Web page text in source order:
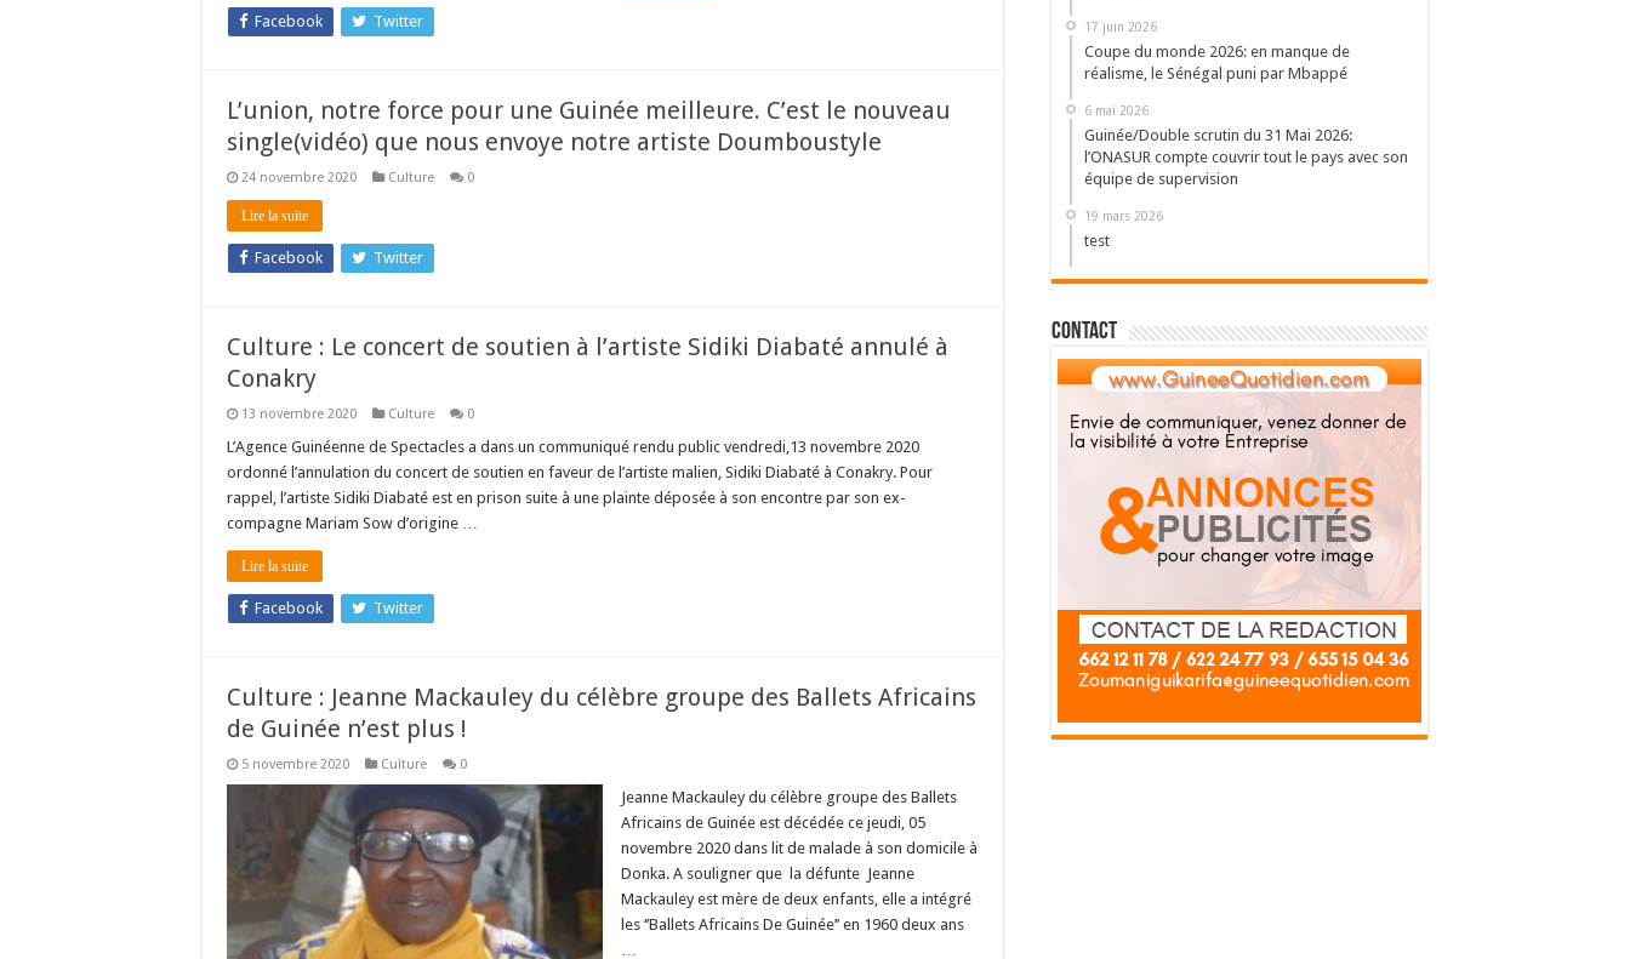
Facebook Twitter
L’union, notre force pour une Guinée meilleure. C’est le nouveau
single(vidéo) que nous envoye notre artiste Doumboustyle
24 novembre 2020 Culture 0
Lire la suite
Facebook Twitter
Culture : Le concert de soutien à l’artiste Sidiki Diabaté annulé à
Conakry
13 novembre 2020 Culture 0
L’Agence Guinéenne de Spectacles a dans un communiqué rendu public vendredi,13 novembre 2020
ordonné l’annulation du concert de soutien en faveur de l’artiste malien, Sidiki Diabaté à Conakry. Pour
rappel, l’artiste Sidiki Diabaté est en prison suite à une plainte déposée à son encontre par son ex-
compagne Mariam Sow d’origine …
Lire la suite
Facebook Twitter
Culture : Jeanne Mackauley du célèbre groupe des Ballets Africains
de Guinée n’est plus !
5 novembre 2020 Culture 0
Jeanne Mackauley du célèbre groupe des Ballets
Africains de Guinée est décédée ce jeudi, 05
novembre 2020 dans lit de malade à son domicile à
Donka. A souligner que la défunte Jeanne
Mackauley est mère de deux enfants, elle a intégré
les ‘’Ballets Africains De Guinée’’ en 1960 deux ans
17 juin 2026
Coupe du monde 2026: en manque de
réalisme, le Sénégal puni par Mbappé
6 mai 2026
Guinée/Double scrutin du 31 Mai 2026:
l’ONASUR compte couvrir tout le pays avec son
équipe de supervision
19 mars 2026
test
Contact